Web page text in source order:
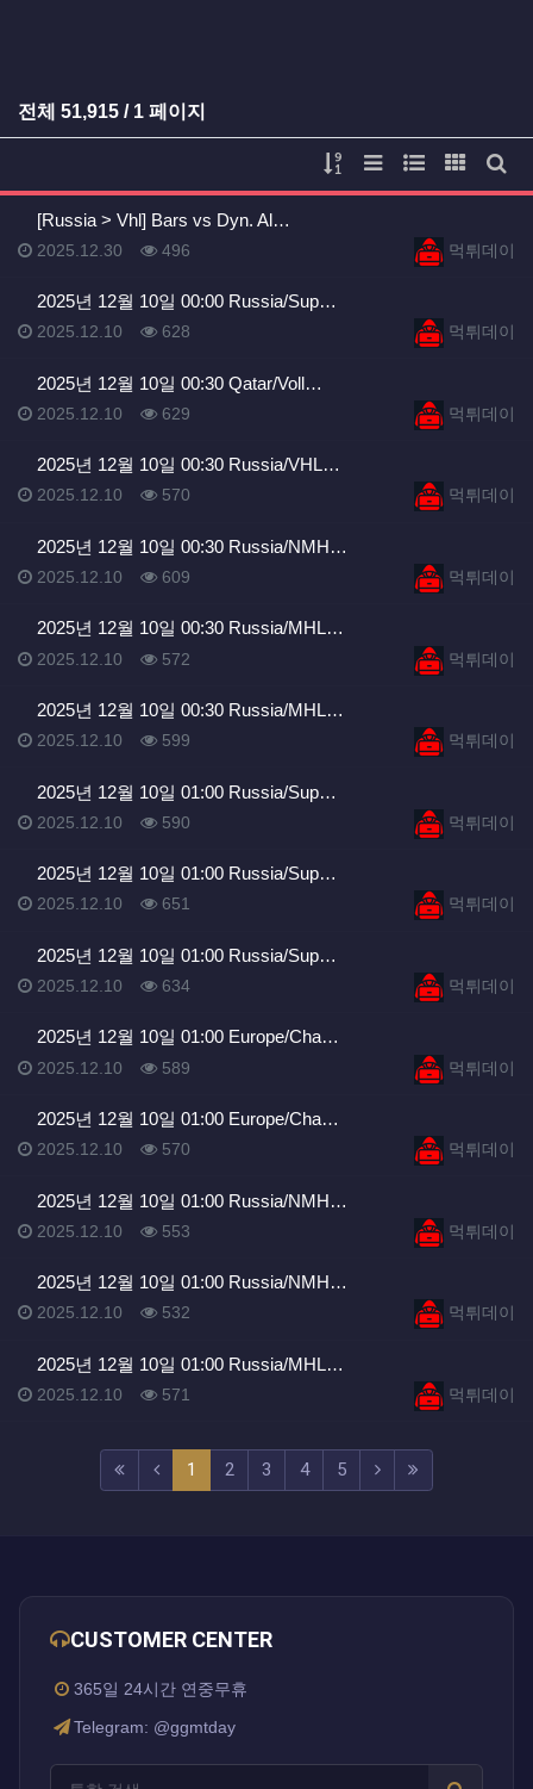
등록일 등록일
전체 51,915 / 1 페이지
게시물 정렬
리스트 스타일
웹진 스타일
갤러리
게
[Russia > Vhl] Bars vs Dyn. Al…
등록자먹튀데이
등록일
2025.12.30 조회
496
2025년 12월 10일 00:00 Russia/Sup…
등록자먹튀데이
등록일
2025.12.10 조회
628
2025년 12월 10일 00:30 Qatar/Voll…
등록자먹튀데이
등록일
2025.12.10 조회
629
2025년 12월 10일 00:30 Russia/VHL…
등록자먹튀데이
등록일
2025.12.10 조회
570
2025년 12월 10일 00:30 Russia/NMH…
등록자먹튀데이
등록일
2025.12.10 조회
609
2025년 12월 10일 00:30 Russia/MHL…
등록자먹튀데이
등록일
2025.12.10 조회
572
2025년 12월 10일 00:30 Russia/MHL…
등록자먹튀데이
등록일
2025.12.10 조회
599
2025년 12월 10일 01:00 Russia/Sup…
등록자먹튀데이
등록일
2025.12.10 조회
590
2025년 12월 10일 01:00 Russia/Sup…
등록자먹튀데이
등록일
2025.12.10 조회
651
2025년 12월 10일 01:00 Russia/Sup…
등록자먹튀데이
등록일
2025.12.10 조회
634
2025년 12월 10일 01:00 Europe/Cha…
등록자먹튀데이
등록일
2025.12.10 조회
589
2025년 12월 10일 01:00 Europe/Cha…
등록자먹튀데이
등록일
2025.12.10 조회
570
2025년 12월 10일 01:00 Russia/NMH…
등록자먹튀데이
등록일
2025.12.10 조회
553
2025년 12월 10일 01:00 Russia/NMH…
등록자먹튀데이
등록일
2025.12.10 조회
532
2025년 12월 10일 01:00 Russia/MHL…
등록자먹튀데이
등록일
2025.12.10 조회
571
1 (current)
2 3 4 5 (next)
CUSTOMER CENTER
365일 24시간 연중무휴
Telegram: @ggmtday